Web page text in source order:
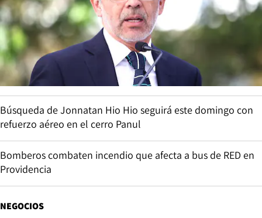
Búsqueda de Jonnatan Hio Hio seguirá este domingo con
refuerzo aéreo en el cerro Panul
Bomberos combaten incendio que afecta a bus de RED en
Providencia
NEGOCIOS